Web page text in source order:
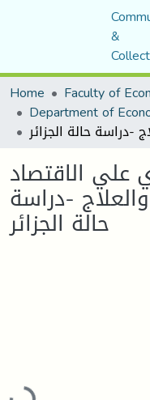
&
Home
Department of
علي الاقتصاد
-دراسة
حالة الجزائر
Loading...